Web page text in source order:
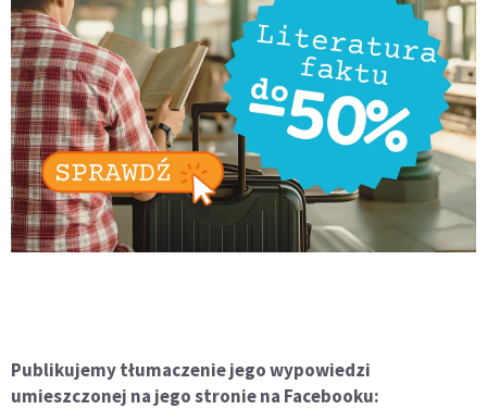
Publikujemy tłumaczenie jego wypowiedzi
umieszczonej na jego stronie na Facebooku: